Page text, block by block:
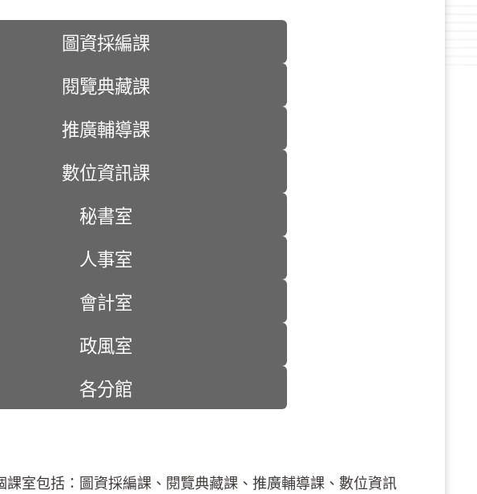
圖資採編課
閱覽典藏課
推廣輔導課
數位資訊課
秘書室
人事室
會計室
政風室
各分館
包括：圖資採編課、閱覽典藏課、推廣輔導課、數位資訊